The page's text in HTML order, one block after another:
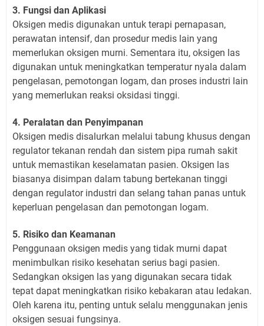
3. Fungsi dan Aplikasi
Oksigen medis digunakan untuk terapi pernapasan,
perawatan intensif, dan prosedur medis lain yang
memerlukan oksigen murni. Sementara itu, oksigen las
digunakan untuk meningkatkan temperatur nyala dalam
pengelasan, pemotongan logam, dan proses industri lain
yang memerlukan reaksi oksidasi tinggi.
4. Peralatan dan Penyimpanan
Oksigen medis disalurkan melalui tabung khusus dengan
regulator tekanan rendah dan sistem pipa rumah sakit
untuk memastikan keselamatan pasien. Oksigen las
biasanya disimpan dalam tabung bertekanan tinggi
dengan regulator industri dan selang tahan panas untuk
keperluan pengelasan dan pemotongan logam.
5. Risiko dan Keamanan
Penggunaan oksigen medis yang tidak murni dapat
menimbulkan risiko kesehatan serius bagi pasien.
Sedangkan oksigen las yang digunakan secara tidak
tepat dapat meningkatkan risiko kebakaran atau ledakan.
Oleh karena itu, penting untuk selalu menggunakan jenis
oksigen sesuai fungsinya.